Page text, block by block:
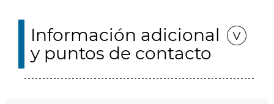
Información adicional
y puntos de contacto